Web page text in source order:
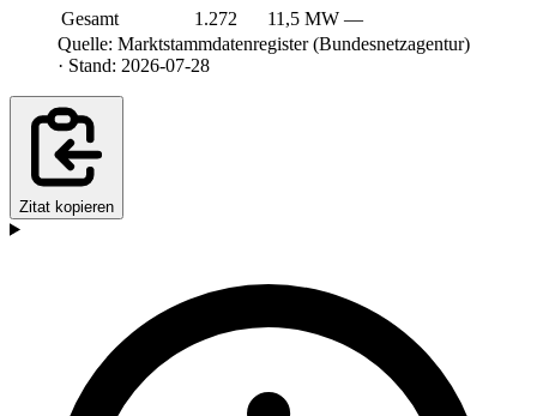
Gesamt
1.272 11,5 MW —
Quelle: Marktstammdatenregister (Bundesnetzagentur)
· Stand: 2026-07-28
Zitat kopieren